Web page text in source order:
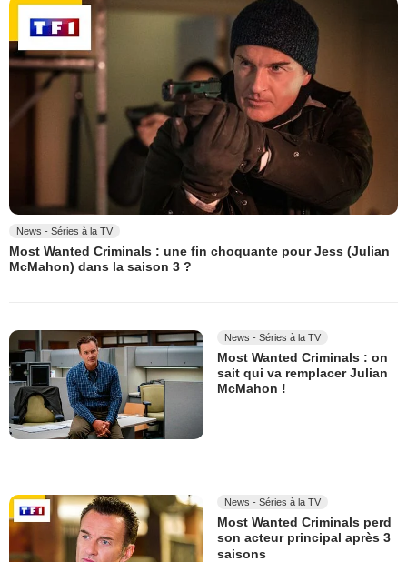
News - Séries à la TV
Most Wanted Criminals : une fin choquante pour Jess (Julian
McMahon) dans la saison 3 ?
News - Séries à la TV
Most Wanted Criminals : on
sait qui va remplacer Julian
McMahon !
News - Séries à la TV
Most Wanted Criminals perd
son acteur principal après 3
saisons